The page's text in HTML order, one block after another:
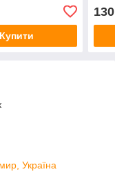
Купити
130
Україна